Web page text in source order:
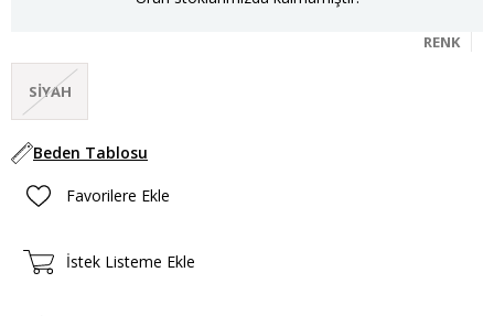
RENK
SIYAH
Beden Tablosu
Favorilere Ekle
İstek Listeme Ekle